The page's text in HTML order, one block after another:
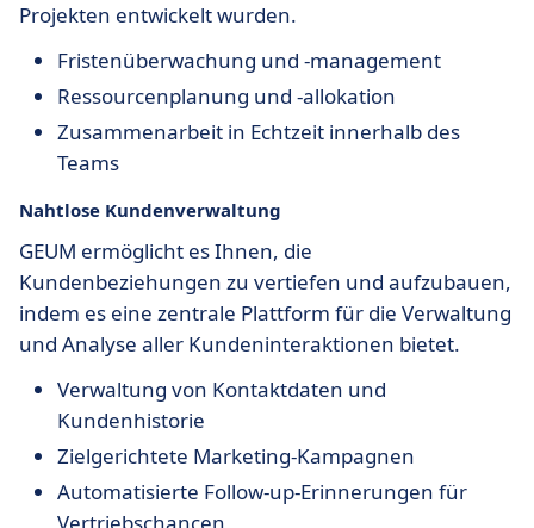
Projekten entwickelt wurden.
Fristenüberwachung und -management
Ressourcenplanung und -allokation
Zusammenarbeit in Echtzeit innerhalb des
Teams
Nahtlose Kundenverwaltung
GEUM ermöglicht es Ihnen, die
Kundenbeziehungen zu vertiefen und aufzubauen,
indem es eine zentrale Plattform für die Verwaltung
und Analyse aller Kundeninteraktionen bietet.
Verwaltung von Kontaktdaten und
Kundenhistorie
Zielgerichtete Marketing-Kampagnen
Automatisierte Follow-up-Erinnerungen für